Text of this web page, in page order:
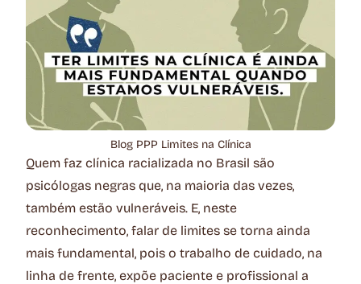
Blog PPP Limites na Clínica
Quem faz clínica racializada no Brasil são
psicólogas negras que, na maioria das vezes,
também estão vulneráveis. E, neste
reconhecimento, falar de limites se torna ainda
mais fundamental, pois o trabalho de cuidado, na
linha de frente, expõe paciente e profissional a